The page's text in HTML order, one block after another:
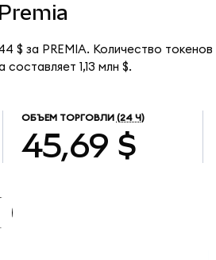
Premia
$ за PREMIA. Количество
1,13 млн $.
ОБЪЕМ ТОРГОВЛИ (24 Ч)
45,69 $